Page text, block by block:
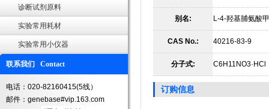
诊断试剂原料
实验常用耗材
实验常用小仪器
联系我们 Contact
电话：020-82160415(5线）
邮件：genebase#vip.163.com
别名: L-4-羟基脯氨酸
CAS No.: 40216-83-9
分子式: C6H11NO3·HCl
订购信息